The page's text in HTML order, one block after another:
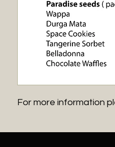
For more information